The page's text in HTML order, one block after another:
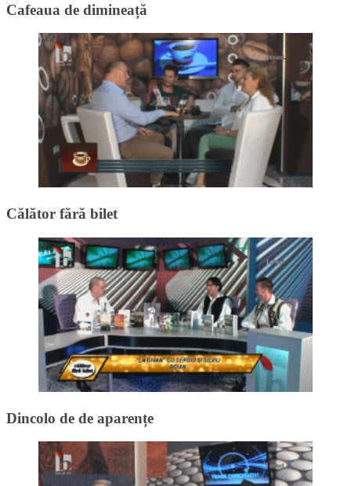
Cafeaua de dimineață
Călător fără bilet
Dincolo de de aparențe